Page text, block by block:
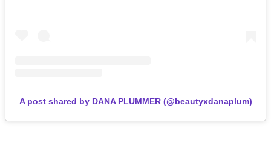
A post shared by DANA PLUMMER (@beautyxdanaplum)